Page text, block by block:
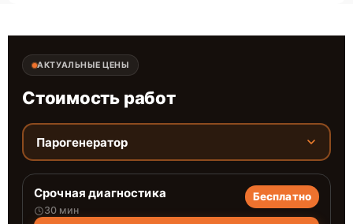
АКТУАЛЬНЫЕ ЦЕНЫ
Стоимость работ
Парогенератор
Срочная диагностика
30 мин
Бесплатно